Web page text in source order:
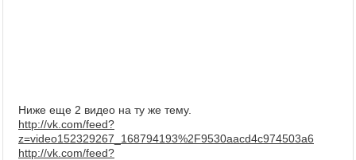
Ниже еще 2 видео на ту же тему.
http://vk.com/feed?
z=video152329267_168794193%2F9530aacd4c974503a6
http://vk.com/feed?